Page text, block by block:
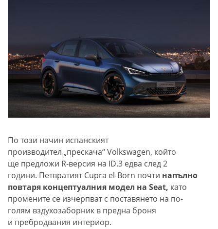
По този начин испанският
производител „прескача“ Volkswagen, който
ще предложи R-версия на ID.3 едва след 2
години. Петвратият Cupra el-Born почти напълно
повтаря концептуалния модел на Seat, като
промените се изчерпват с поставянето на по-
голям вздухозаборник в предна броня
и пребродвания интериор.